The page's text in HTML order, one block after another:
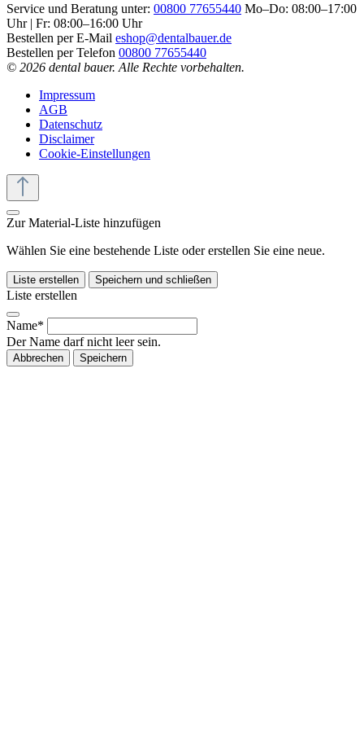
Service und Beratung unter: 00800 77655440 Mo–Do: 08:00–17:00
Uhr | Fr: 08:00–16:00 Uhr
Bestellen per E-Mail eshop@dentalbauer.de
Bestellen per Telefon 00800 77655440
© 2026 dental bauer. Alle Rechte vorbehalten.
Impressum
AGB
Datenschutz
Disclaimer
Cookie-Einstellungen
Zur Material-Liste hinzufügen
Wählen Sie eine bestehende Liste oder erstellen Sie eine neue.
Liste erstellen Speichern und schließen
Liste erstellen
Name*
Der Name darf nicht leer sein.
Abbrechen Speichern